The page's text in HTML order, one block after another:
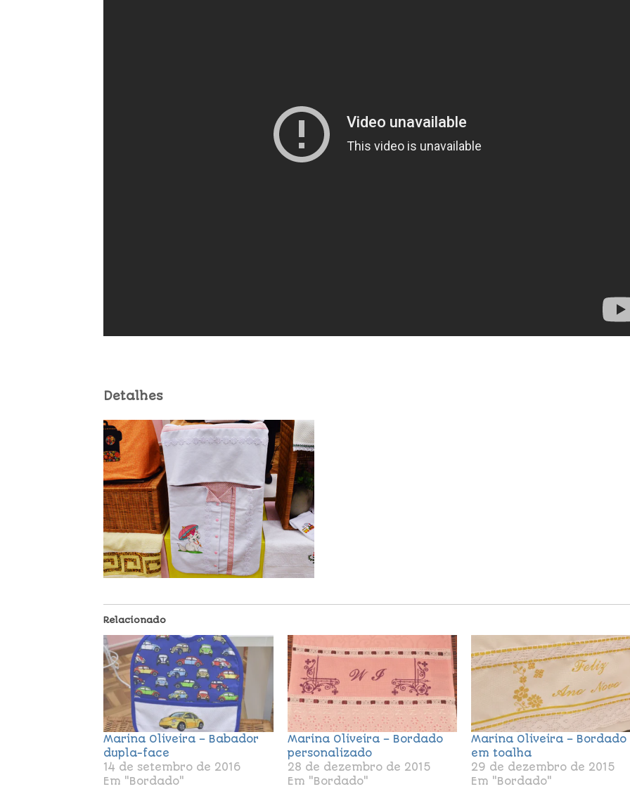
Detalhes
Relacionado
Marina Oliveira – Babador
dupla-face
14 de setembro de 2016
Em "Bordado"
Marina Oliveira – Bordado
personalizado
28 de dezembro de 2015
Em "Bordado"
Marina Oliveira – Bordado
em toalha
29 de dezembro de 2015
Em "Bordado"